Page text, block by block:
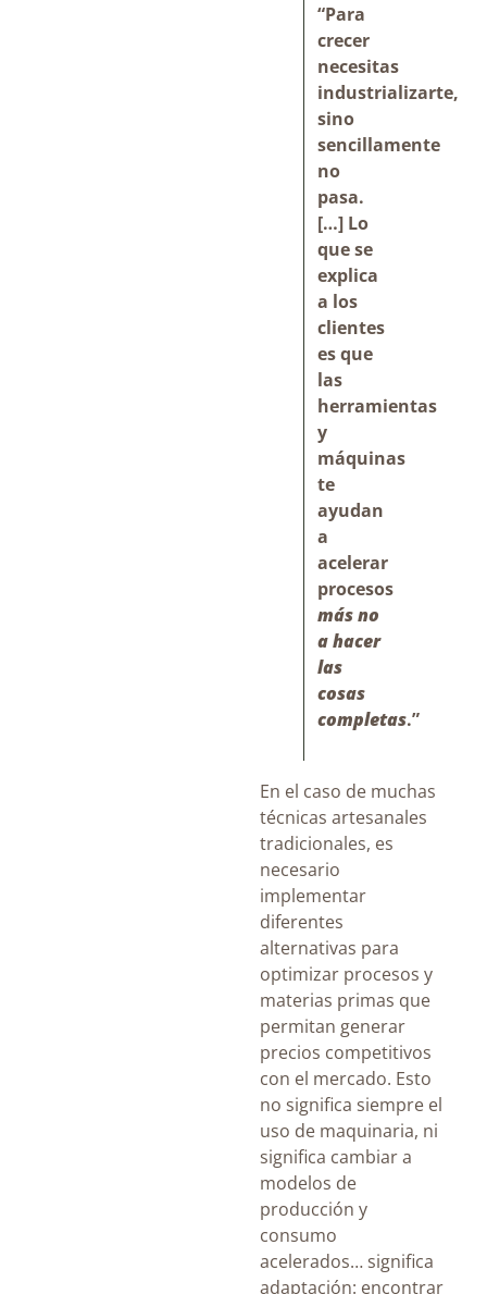
“Para
crecer
necesitas
industrializarte,
sino
sencillamente
no
pasa.
[…] Lo
que se
explica
a los
clientes
es que
las
herramientas
y
máquinas
te
ayudan
a
acelerar
procesos
más no
a hacer
las
cosas
completas.”
En el caso de muchas
técnicas artesanales
tradicionales, es
necesario
implementar
diferentes
alternativas para
optimizar procesos y
materias primas que
permitan generar
precios competitivos
con el mercado. Esto
no significa siempre el
uso de maquinaria, ni
significa cambiar a
modelos de
producción y
consumo
acelerados… significa
adaptación: encontrar